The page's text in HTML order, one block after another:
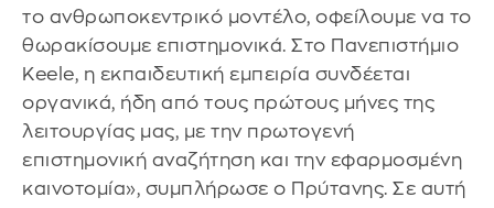
το ανθρωποκεντρικό μοντέλο, οφείλουμε να το
θωρακίσουμε επιστημονικά. Στο Πανεπιστήμιο
Κeele, η εκπαιδευτική εμπειρία συνδέεται
οργανικά, ήδη από τους πρώτους μήνες της
λειτουργίας μας, με την πρωτογενή
επιστημονική αναζήτηση και την εφαρμοσμένη
καινοτομία», συμπλήρωσε ο Πρύτανης. Σε αυτή